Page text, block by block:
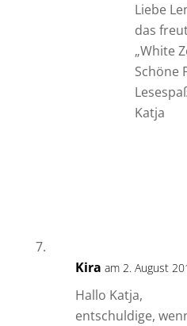
Liebe
das
„White
Schöne
Katja
Kira am 2. August
Hallo Katja,
entschuldige,